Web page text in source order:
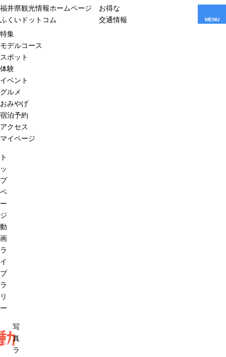
福井県観光情報ホームページ
ふくいドットコム
お得な
交通情報
MENU
特集
モデルコース
スポット
体験
イベント
グルメ
おみやげ
宿泊予約
アクセス
マイページ
ト
ッ
プ
ペ
ー
ジ
動
画
ラ
イ
ブ
ラ
リ
ー
写
真
ラ